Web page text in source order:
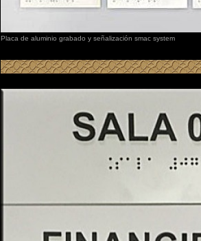
Placa de aluminio grabado y señalización smac system